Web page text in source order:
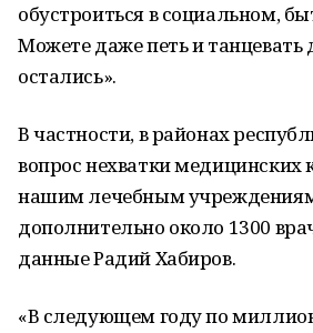
обустроиться в социальном,
Можете даже петь и
остались».
В частности, в районах
вопрос нехватки медицинских
нашим лечебным
дополнительно около 1300
данные Радий Хабиров.
«В следующем году по